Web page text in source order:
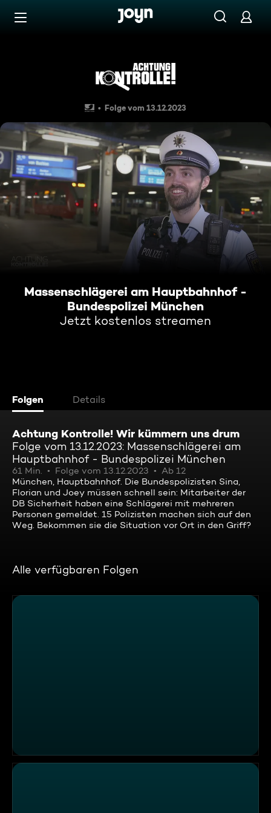
Zum Inhalt springen
Massenschlägerei am
Folge vom 13.12.2023
Massenschlägerei am Hauptbahnhof -
Bundespolizei München
Jetzt kostenlos streamen
Folgen Details
Achtung Kontrolle! Wir kümmern uns drum
Folge vom 13.12.2023: Massenschlägerei am
Hauptbahnhof - Bundespolizei München
61 Min. Folge vom 13.12.2023
Ab 12
München, Hauptbahnhof. Die Bundespolizisten Sina,
Florian und Joey müssen schnell sein: Mitarbeiter der
DB Sicherheit haben eine Schlägerei mit mehreren
Personen gemeldet. 15 Polizisten machen sich auf den
Weg. Bekommen sie die Situation vor Ort in den Griff?
Alle verfügbaren Folgen
Handy am Steuer und Rechtsüberholer – Provida